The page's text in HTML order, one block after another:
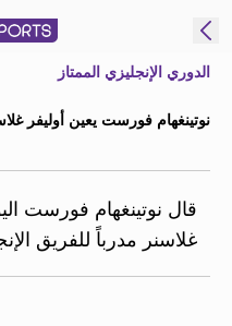
النسخة
MENA
إدارة
الدوري الإنجليزي الممتاز
نوتينغهام فورست يعين أوليفر
قال نوتينغهام فورست
غلاسنر مدرباً للفريق